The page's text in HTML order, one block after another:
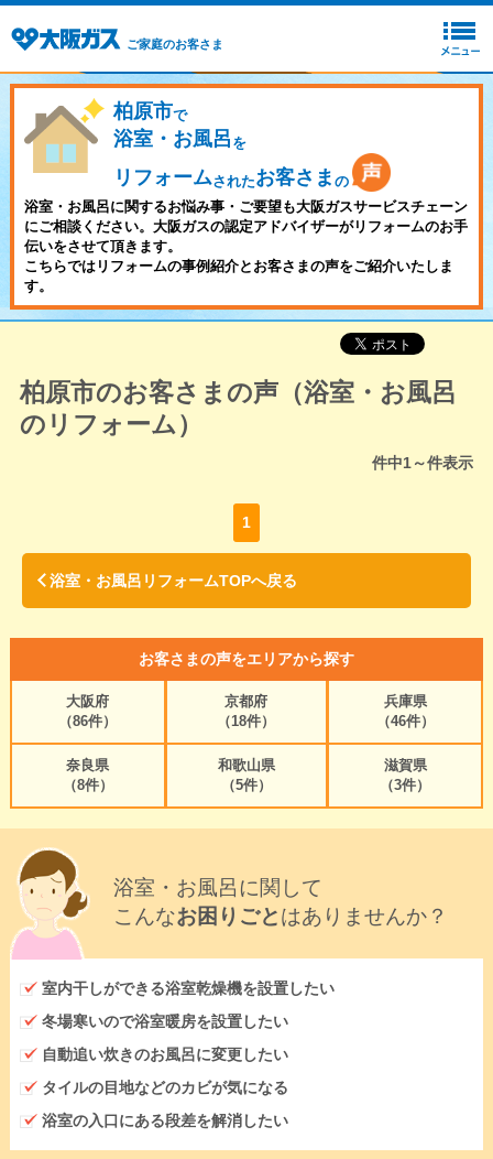
ご家庭のお客さま
柏原市で
浴室・お風呂 を
リフォームされたお客さま の
浴室・お風呂に関するお悩み事・ご要望も大阪ガスサービスチェーン
にご相談ください。大阪ガスの認定アドバイザーがリフォームのお手
伝いをさせて頂きます。
こちらではリフォームの事例紹介とお客さまの声をご紹介いたしま
す。
柏原市のお客さまの声（浴室・お風呂
のリフォーム）
件中1～件表示
1
浴室・お風呂リフォームTOPへ戻る
お客さまの声をエリアから探す
大阪府
（86件）
京都府
（18件）
兵庫県
（46件）
奈良県
（8件）
和歌山県
（5件）
滋賀県
（3件）
浴室・お風呂に関して
こんなお困りごとはありませんか？
室内干しができる浴室乾燥機を設置したい
冬場寒いので浴室暖房を設置したい
自動追い炊きのお風呂に変更したい
タイルの目地などのカビが気になる
浴室の入口にある段差を解消したい